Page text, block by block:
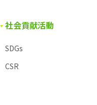
社会貢献活動
SDGs
CSR